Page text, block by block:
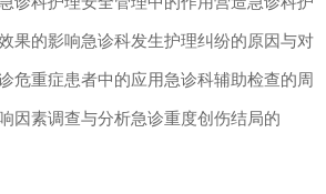
果的影响急诊科发生护理纠纷的原因与对
危重症患者中的应用急诊科辅助检查的周
因素调查与分析急诊重度创伤结局的